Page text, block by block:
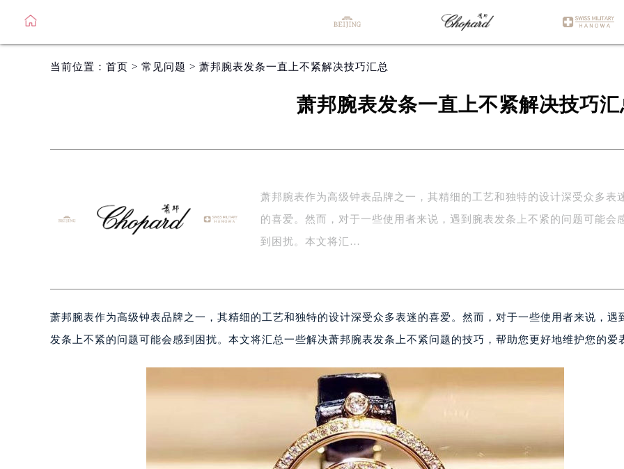
当前位置： 首页 > 常见问题 > 萧邦腕表发条一直上不紧解决技巧汇总
萧邦腕表发条一直上不紧解决技巧汇
萧邦腕表作为高级钟表品牌之一，其精细的工艺和独特的设计深受众多表
的喜爱。然而，对于一些使用者来说，遇到腕表发条上不紧的问题可能会
到困扰。本文将汇…
萧邦腕表作为高级钟表品牌之一，其精细的工艺和独特的设计深受众多表迷的喜爱。然而，对于一些使用者来说，遇
发条上不紧的问题可能会感到困扰。本文将汇总一些解决萧邦腕表发条上不紧问题的技巧，帮助您更好地维护您的爱